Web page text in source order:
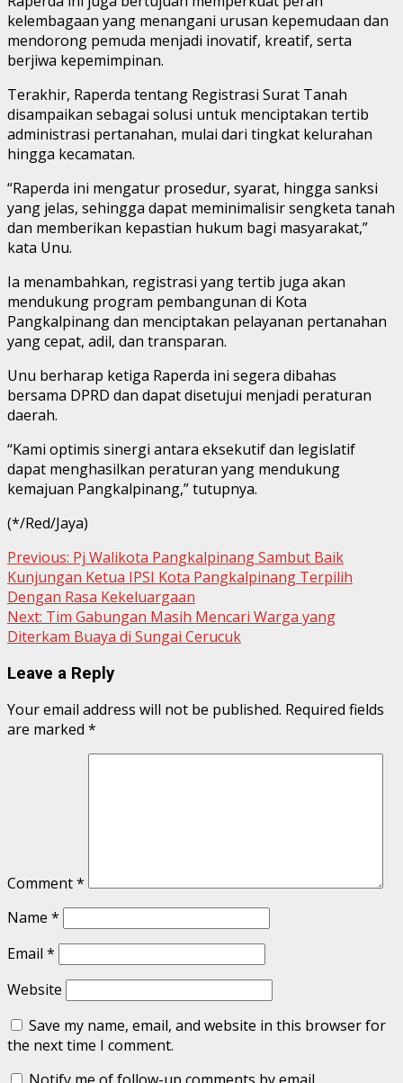
kelembagaan yang menangani urusan kepemudaan dan
mendorong pemuda menjadi inovatif, kreatif, serta
berjiwa kepemimpinan.
Terakhir, Raperda tentang Registrasi Surat Tanah
disampaikan sebagai solusi untuk menciptakan tertib
administrasi pertanahan, mulai dari tingkat kelurahan
hingga kecamatan.
“Raperda ini mengatur prosedur, syarat, hingga sanksi
yang jelas, sehingga dapat meminimalisir sengketa tanah
dan memberikan kepastian hukum bagi masyarakat,”
kata Unu.
Ia menambahkan, registrasi yang tertib juga akan
mendukung program pembangunan di Kota
Pangkalpinang dan menciptakan pelayanan pertanahan
yang cepat, adil, dan transparan.
Unu berharap ketiga Raperda ini segera dibahas
bersama DPRD dan dapat disetujui menjadi peraturan
daerah.
“Kami optimis sinergi antara eksekutif dan legislatif
dapat menghasilkan peraturan yang mendukung
kemajuan Pangkalpinang,” tutupnya.
(*/Red/Jaya)
Continue
Reading
Previous: Pj Walikota Pangkalpinang Sambut Baik
Kunjungan Ketua IPSI Kota Pangkalpinang Terpilih
Dengan Rasa Kekeluargaan
Next: Tim Gabungan Masih Mencari Warga yang
Diterkam Buaya di Sungai Cerucuk
Leave a Reply
Your email address will not be published. Required fields
are marked *
Comment*
Name *
Email *
Website
Save my name, email, and website in this browser for
the next time I comment.